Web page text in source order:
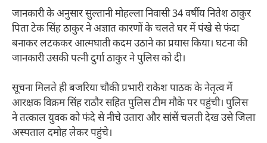
जानकारी के अनुसार सुल्तानी मोहल्ला निवासी 34 वर्षीय नितेश ठाकुर
पिता टेक सिंह ठाकुर ने अज्ञात कारणों के चलते घर में पंखे से फंदा
बनाकर लटककर आत्मघाती कदम उठाने का प्रयास किया। घटना की
जानकारी उसकी पत्नी दुर्गा ठाकुर ने पुलिस को दी।
सूचना मिलते ही बजरिया चौकी प्रभारी राकेश पाठक के नेतृत्व में
आरक्षक विक्रम सिंह राठौर सहित पुलिस टीम मौके पर पहुंची। पुलिस
ने तत्काल युवक को फंदे से नीचे उतारा और सांसें चलती देख उसे जिला
अस्पताल दमोह लेकर पहुंचे।